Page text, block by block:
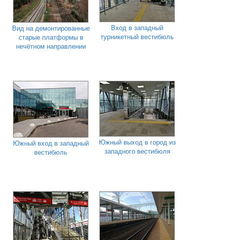
Вид на демонтированные
старые платформы в
нечётном направлении
Вход в западный
турникетный вестибюль
Южный вход в западный
вестибюль
Южный выход в город из
западного вестибюля